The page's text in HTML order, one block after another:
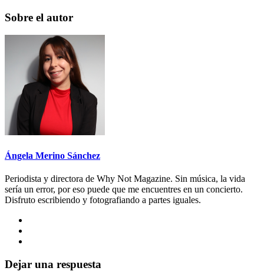
Sobre el autor
Ángela Merino Sánchez
Periodista y directora de Why Not Magazine. Sin música, la vida
sería un error, por eso puede que me encuentres en un concierto.
Disfruto escribiendo y fotografiando a partes iguales.
Dejar una respuesta